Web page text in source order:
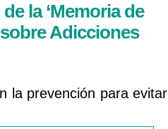
la ‘Memoria de
Adicciones
la prevención para evitar